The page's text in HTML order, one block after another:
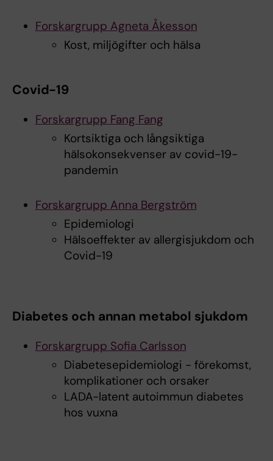
Forskargrupp Agneta Åkesson
Kost, miljögifter och hälsa
Covid-19
Forskargrupp Fang Fang
Kortsiktiga och långsiktiga
hälsokonsekvenser av covid-19-
pandemin
Forskargrupp Anna Bergström
Epidemiologi
Hälsoeffekter av allergisjukdom och
Covid-19
Diabetes och annan metabol sjukdom
Forskargrupp Sofia Carlsson
Diabetesepidemiologi - förekomst,
komplikationer och orsaker
LADA-latent autoimmun diabetes
hos vuxna